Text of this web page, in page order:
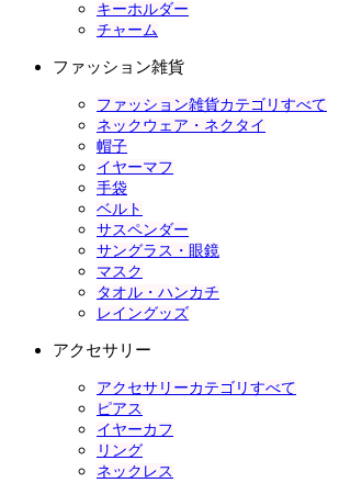
キーホルダー
チャーム
ファッション雑貨
ファッション雑貨カテゴリすべて
ネックウェア・ネクタイ
帽子
イヤーマフ
手袋
ベルト
サスペンダー
サングラス・眼鏡
マスク
タオル・ハンカチ
レイングッズ
アクセサリー
アクセサリーカテゴリすべて
ピアス
イヤーカフ
リング
ネックレス